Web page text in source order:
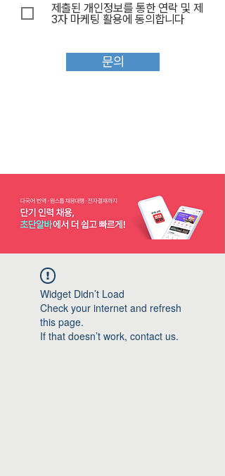
제출된 개인정보를 통한 연락 및 제
3자 마케팅 활용에 동의합니다
문의
Widget Didn’t Load
Check your internet and refresh
this page.
If that doesn’t work, contact us.